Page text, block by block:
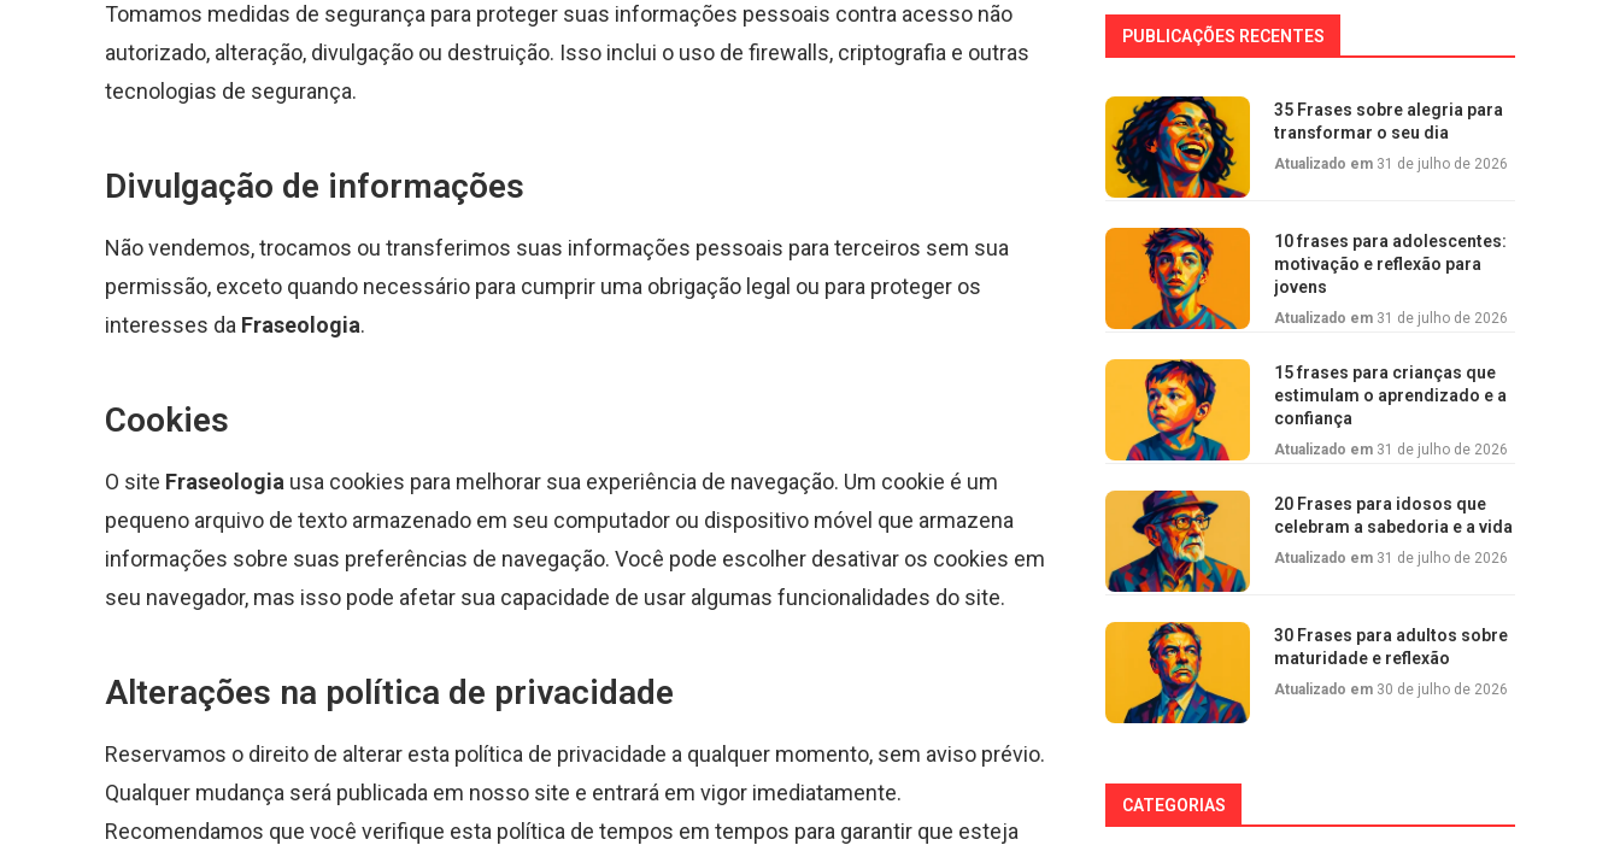
Tomamos medidas de segurança para proteger suas informações pessoais contra acesso não
autorizado, alteração, divulgação ou destruição. Isso inclui o uso de firewalls, criptografia e outras
tecnologias de segurança.
Divulgação de informações
Não vendemos, trocamos ou transferimos suas informações pessoais para terceiros sem sua
permissão, exceto quando necessário para cumprir uma obrigação legal ou para proteger os
interesses da Fraseologia.
Cookies
O site Fraseologia usa cookies para melhorar sua experiência de navegação. Um cookie é um
pequeno arquivo de texto armazenado em seu computador ou dispositivo móvel que armazena
informações sobre suas preferências de navegação. Você pode escolher desativar os cookies em
seu navegador, mas isso pode afetar sua capacidade de usar algumas funcionalidades do site.
Alterações na política de privacidade
Reservamos o direito de alterar esta política de privacidade a qualquer momento, sem aviso prévio.
Qualquer mudança será publicada em nosso site e entrará em vigor imediatamente.
Recomendamos que você verifique esta política de tempos em tempos para garantir que esteja
PUBLICAÇÕES RECENTES
35 Frases sobre alegria para
transformar o seu dia
Atualizado em 31 de julho de 2026
10 frases para adolescentes:
motivação e reflexão para
jovens
Atualizado em 31 de julho de 2026
15 frases para crianças que
estimulam o aprendizado e a
confiança
Atualizado em 31 de julho de 2026
20 Frases para idosos que
celebram a sabedoria e a vida
Atualizado em 31 de julho de 2026
30 Frases para adultos sobre
maturidade e reflexão
Atualizado em 30 de julho de 2026
CATEGORIAS